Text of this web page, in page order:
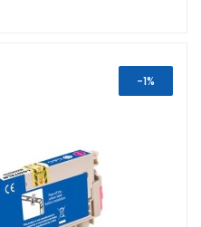
-1%